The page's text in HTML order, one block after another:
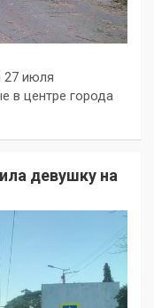
27 июля
в центре города
девушку на